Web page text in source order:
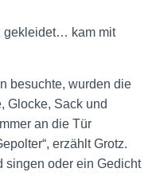
gekleidet… kam mit
besuchte, wurden die
Glocke, Sack und
an die Tür
erzählt Grotz.
singen oder ein Gedicht